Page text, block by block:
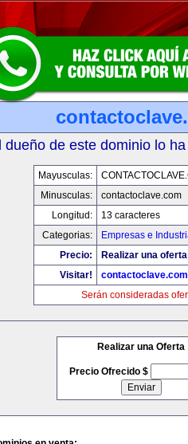
dueño de este dominio lo
Mayusculas:
Minusculas:
contactoclave.com
Longitud:
13 caracteres
Categorias:
Empresas e
Precio:
Realizar una
Visitar!
contactoclave.com
Serán consideradas
Realizar una Oferta
Precio Ofrecido $